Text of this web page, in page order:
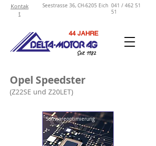
Kontak
t
Seestrasse 36, CH-6205 Eich 041 / 462 51
51
44 JAHRE
Seit 1982
Opel Speedster
(Z22SE und Z20LET)
Softwareoptimierung
I